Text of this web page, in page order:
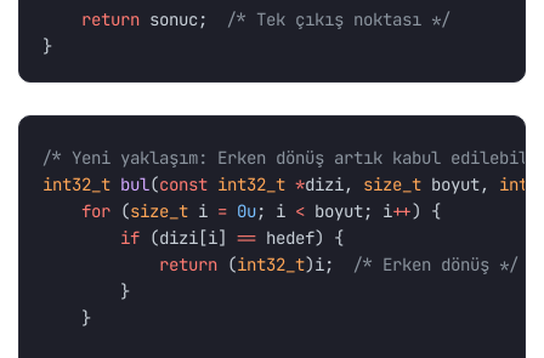
return sonuc;
/* Tek çıkış noktası */
}
/* Yeni yaklaşım: Erken dönüş artık kabul
int32_t bul(const int32_t *dizi , size_t boyut,
for (size_t i = 0u; i < boyut; i++)
{
if (dizi [i] == hedef)
{
return (int32_t)i ;
/* Erken dönüş */
}
}